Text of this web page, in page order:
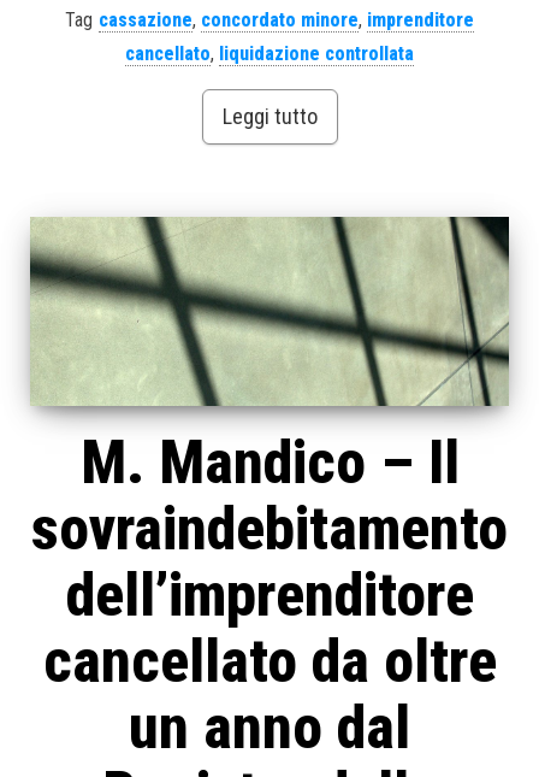
Tag cassazione, concordato minore, imprenditore
cancellato, liquidazione controllata
Leggi tutto
M. Mandico – Il
sovraindebitamento
dell’imprenditore
cancellato da oltre
un anno dal